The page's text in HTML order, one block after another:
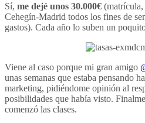
Sí, me dejé unos 30.000€
Cehegín-Madrid todos los fines de
gastos). Cada año lo suben un
Viene al caso porque mi gran amigo
unas semanas que estaba pensando
marketing, pidiéndome opinión al
posibilidades que había visto.
comenzó las clases.